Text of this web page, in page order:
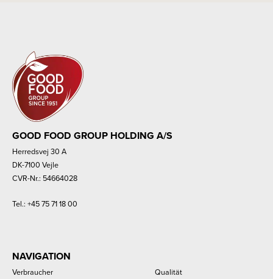
GOOD FOOD GROUP HOLDING A/S
Herredsvej 30 A
DK-7100 Vejle
CVR-Nr.: 54664028
Tel.: +45 75 71 18 00
NAVIGATION
Verbraucher
Qualität